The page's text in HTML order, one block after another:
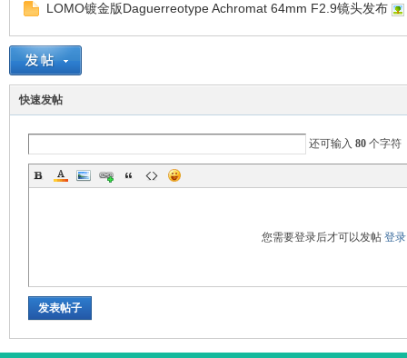
国
LOMO镀金版Daguerreotype Achromat 64mm F2.9镜头发布
快速发帖
还可输入 80 个字符
您需要登录后才可以发帖 登录
发表帖子